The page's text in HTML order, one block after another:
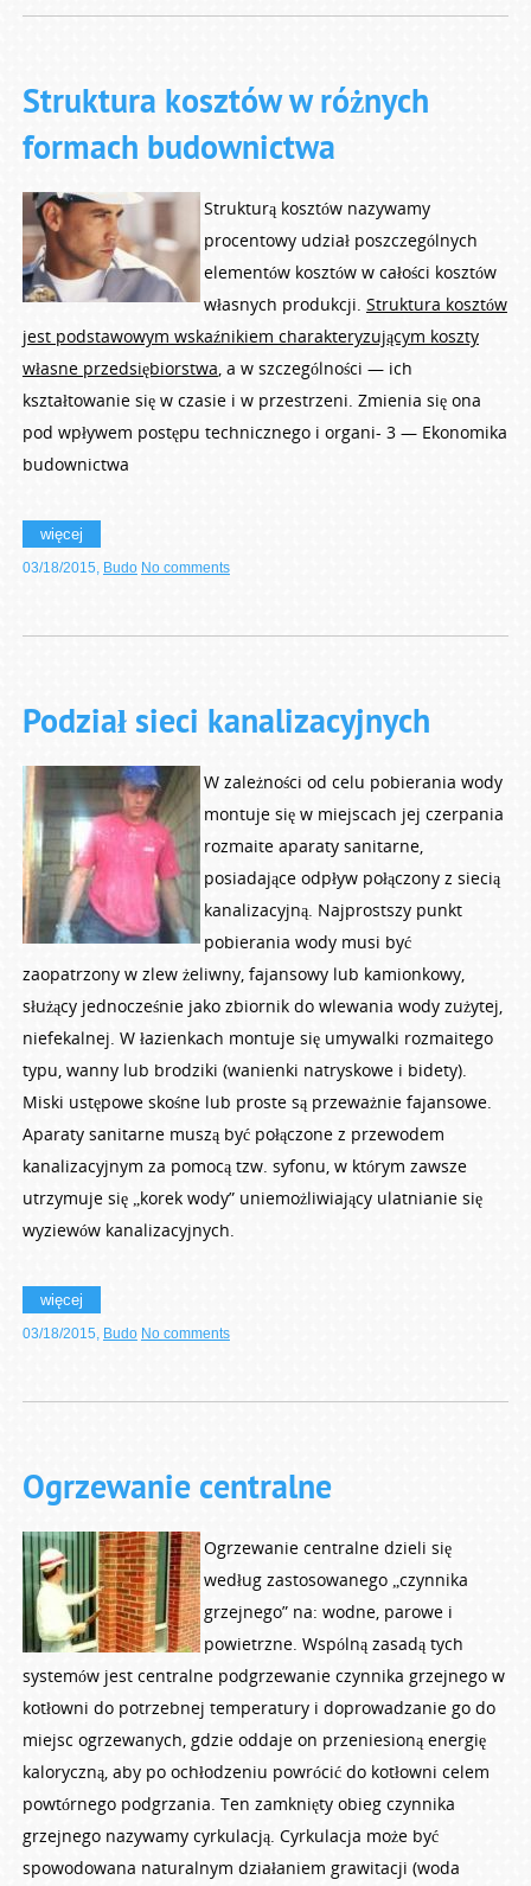
Struktura kosztów w różnych
formach budownictwa
Strukturą kosztów nazywamy
procentowy udział poszczególnych
elementów kosztów w całości kosztów
własnych produkcji. Struktura kosztów
jest podstawowym wskaźnikiem charakteryzującym koszty
własne przedsiębiorstwa , a w szczególności — ich
kształtowanie się w czasie i w przestrzeni. Zmienia się ona
pod wpływem postępu technicznego i organi- 3 — Ekonomika
budownictwa
więcej
03/18/2015, Budo No comments
Podział sieci kanalizacyjnych
W zależności od celu pobierania wody
montuje się w miejscach jej czerpania
rozmaite aparaty sanitarne,
posiadające odpływ połączony z siecią
kanalizacyjną. Najprostszy punkt
pobierania wody musi być
zaopatrzony w zlew żeliwny, fajansowy lub kamionkowy,
służący jednocześnie jako zbiornik do wlewania wody zużytej,
niefekalnej. W łazienkach montuje się umywalki rozmaitego
typu, wanny lub brodziki (wanienki natryskowe i bidety).
Miski ustępowe skośne lub proste są przeważnie fajansowe.
Aparaty sanitarne muszą być połączone z przewodem
kanalizacyjnym za pomocą tzw. syfonu, w którym zawsze
utrzymuje się „korek wody” uniemożliwiający ulatnianie się
wyziewów kanalizacyjnych.
więcej
03/18/2015, Budo No comments
Ogrzewanie centralne
Ogrzewanie centralne dzieli się
według zastosowanego „czynnika
grzejnego” na: wodne, parowe i
powietrzne. Wspólną zasadą tych
systemów jest centralne podgrzewanie czynnika grzejnego w
kotłowni do potrzebnej temperatury i doprowadzanie go do
miejsc ogrzewanych, gdzie oddaje on przeniesioną energię
kaloryczną, aby po ochłodzeniu powrócić do kotłowni celem
powtórnego podgrzania. Ten zamknięty obieg czynnika
grzejnego nazywamy cyrkulacją. Cyrkulacja może być
spowodowana naturalnym działaniem grawitacji (woda